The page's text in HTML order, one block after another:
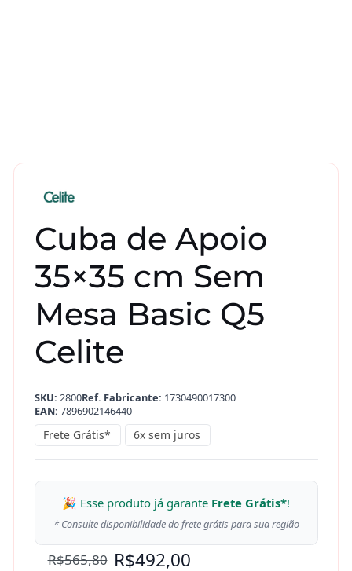
Cuba de Apoio
35×35 cm Sem
Mesa Basic Q5
Celite
SKU: 2800Ref. Fabricante: 1730490017300
EAN: 7896902146440
Frete Grátis* 6x sem juros
🎉 Esse produto já garante Frete Grátis*!
* Consulte disponibilidade do frete grátis para sua região
R$565,80 R$492,00